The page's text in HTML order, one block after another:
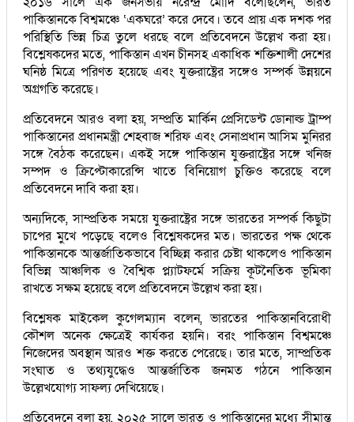
পাকিস্তানকে বিশ্বমঞ্চে ‘একঘরে’ করে দেবে। তবে প্রায় এক দশক পর
পরিস্থিতি ভিন্ন চিত্র তুলে ধরছে বলে প্রতিবেদনে উল্লেখ করা হয়।
বিশ্লেষকদের মতে, পাকিস্তান এখন চীনসহ একাধিক শক্তিশালী দেশের
ঘনিষ্ঠ মিত্রে পরিণত হয়েছে এবং যুক্তরাষ্ট্রের সঙ্গেও সম্পর্ক উন্নয়নে
অগ্রগতি করেছে।
প্রতিবেদনে আরও বলা হয়, সম্প্রতি মার্কিন প্রেসিডেন্ট ডোনাল্ড ট্রাম্প
পাকিস্তানের প্রধানমন্ত্রী শেহবাজ শরিফ এবং সেনাপ্রধান আসিম মুনিরর
সঙ্গে বৈঠক করেছেন। একই সঙ্গে পাকিস্তান যুক্তরাষ্ট্রের সঙ্গে খনিজ
সম্পদ ও ক্রিপ্টোকারেন্সি খাতে বিনিয়োগ চুক্তিও করেছে বলে
প্রতিবেদনে দাবি করা হয়।
অন্যদিকে, সাম্প্রতিক সময়ে যুক্তরাষ্ট্রের সঙ্গে ভারতের সম্পর্ক কিছুটা
চাপের মুখে পড়েছে বলেও বিশ্লেষকদের মত। ভারতের পক্ষ থেকে
পাকিস্তানকে আন্তর্জাতিকভাবে বিচ্ছিন্ন করার চেষ্টা থাকলেও পাকিস্তান
বিভিন্ন আঞ্চলিক ও বৈশ্বিক প্ল্যাটফর্মে সক্রিয় কূটনৈতিক ভূমিকা
রাখতে সক্ষম হয়েছে বলে প্রতিবেদনে উল্লেখ করা হয়।
বিশ্লেষক মাইকেল কুগেলম্যান বলেন, ভারতের পাকিস্তানবিরোধী
কৌশল অনেক ক্ষেত্রেই কার্যকর হয়নি। বরং পাকিস্তান বিশ্বমঞ্চে
নিজেদের অবস্থান আরও শক্ত করতে পেরেছে। তার মতে, সাম্প্রতিক
সংঘাত ও তথ্যযুদ্ধেও আন্তর্জাতিক জনমত গঠনে পাকিস্তান
উল্লেখযোগ্য সাফল্য দেখিয়েছে।
প্রতিবেদনে বলা হয়, ২০২৫ সালে ভারত ও পাকিস্তানের মধ্যে সীমান্ত